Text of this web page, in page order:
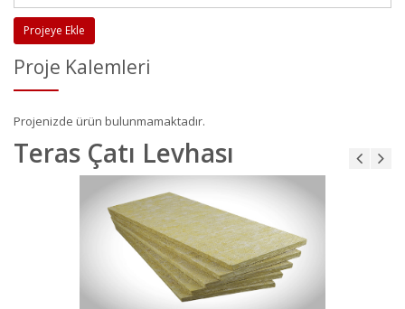
Projeye Ekle
Proje Kalemleri
Projenizde ürün bulunmamaktadır.
Teras Çatı Levhası